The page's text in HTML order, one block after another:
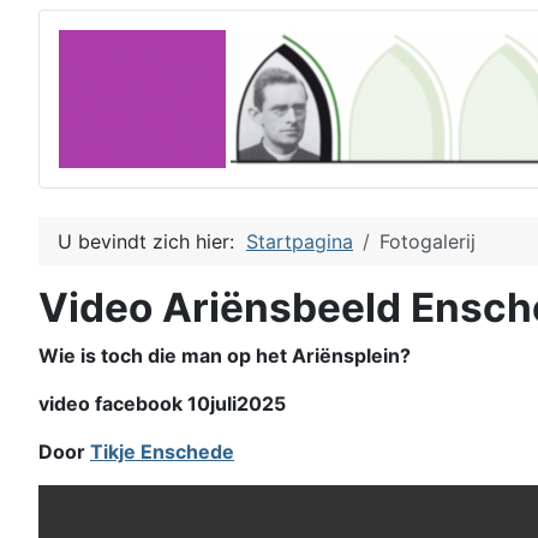
U bevindt zich hier: Startpagina Fotogalerij
Video Ariënsbeeld
Wie is toch die man op het Ariënsplein?
video facebook 10juli2025
Door Tikje Enschede